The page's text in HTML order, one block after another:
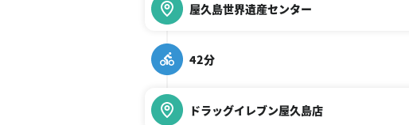
屋久島世界遺産センター
42分
ドラッグイレブン屋久島店